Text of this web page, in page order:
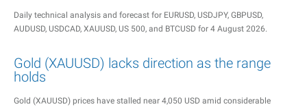
Daily technical analysis and forecast for EURUSD, USDJPY, GBPUSD,
AUDUSD, USDCAD, XAUUSD, US 500, and BTCUSD for 4 August 2026.
Gold (XAUUSD) lacks direction as the range
holds
Gold (XAUUSD) prices have stalled near 4,050 USD amid considerable